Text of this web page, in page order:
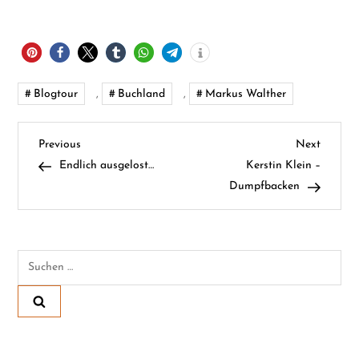
Blogtour , Buchland , Markus Walther
B
t
r
Previous
Post
Previous
Endlich ausgelost…
Next
Post
Next
Kerstin Klein –
Dumpfbacken
Suchen